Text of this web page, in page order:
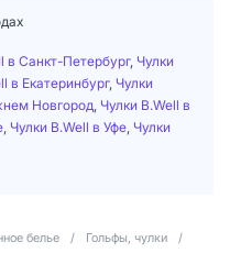
в Санкт-Петербург, Чулки
в Екатеринбург, Чулки
Новгород Чулки B.Well в
Чулки B.Well в Уфе Чулки
белье / Гольфы, чулки
/